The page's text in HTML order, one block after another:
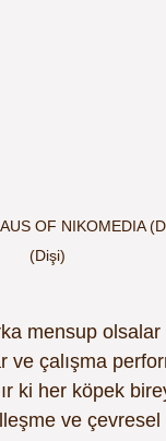
OF NIKOMEDIA
(Dişi)
mensup
çalışma
ki her köpek
ve